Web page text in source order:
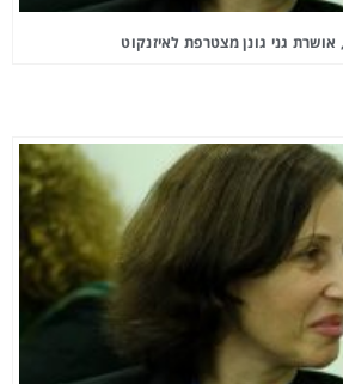
גני גונן מצטרפת לאיזנקוט